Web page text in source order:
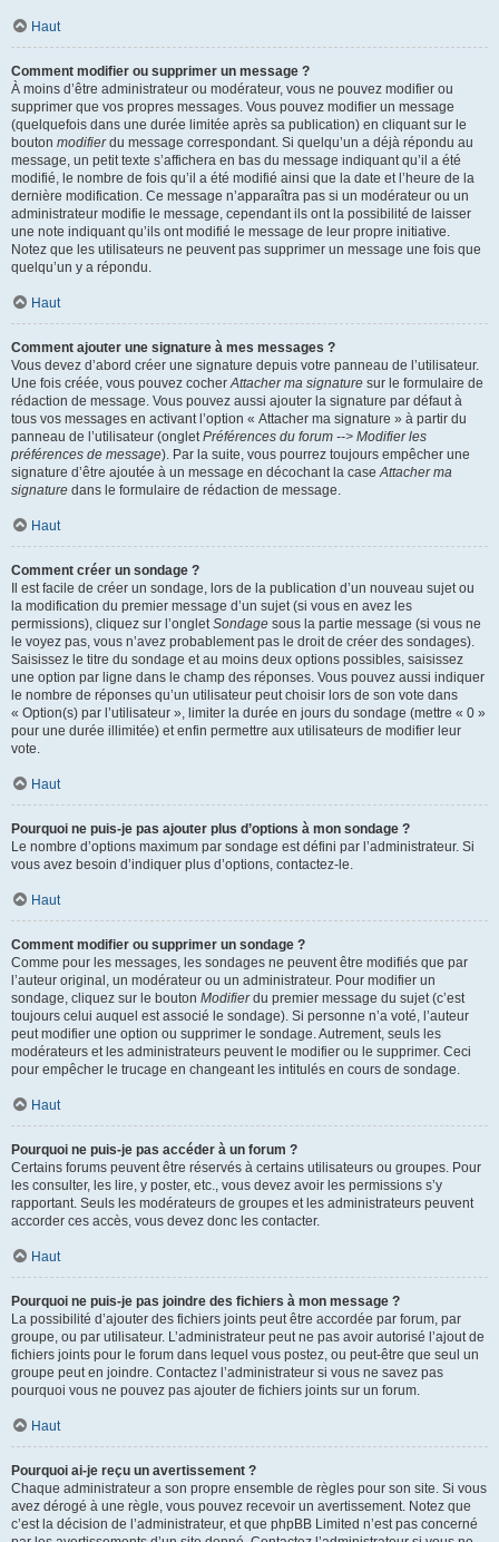
Haut
Comment modifier ou supprimer un message ?
À moins d’être administrateur ou modérateur, vous ne pouvez modifier ou
supprimer que vos propres messages. Vous pouvez modifier un message
(quelquefois dans une durée limitée après sa publication) en cliquant sur le
bouton modifierdu message correspondant. Si quelqu’un a déjà répondu au
message, un petit texte s’affichera en bas du message indiquant qu’il a été
modifié, le nombre de fois qu’il a été modifié ainsi que la date et l’heure de la
dernière modification. Ce message n’apparaîtra pas si un modérateur ou un
administrateur modifie le message, cependant ils ont la possibilité de laisser
une note indiquant qu’ils ont modifié le message de leur propre initiative.
Notez que les utilisateurs ne peuvent pas supprimer un message une fois que
quelqu’un y a répondu.
Haut
Comment ajouter une signature à mes messages ?
Vous devez d’abord créer une signature depuis votre panneau de l’utilisateur.
Une fois créée, vous pouvez cocherAttacher ma signature sur le formulaire de
rédaction de message. Vous pouvez aussi ajouter la signature par défaut à
tous vos messages en activant l’option « Attacher ma signature » à partir du
panneau de l’utilisateur (ongletPréférences du forum --> Modifier les
préférences de message). Par la suite, vous pourrez toujours empêcher une
signature d’être ajoutée à un message en décochant la caseAttacher ma
signature dans le formulaire de rédaction de message.
Haut
Comment créer un sondage ?
Il est facile de créer un sondage, lors de la publication d’un nouveau sujet ou
la modification du premier message d’un sujet (si vous en avez les
permissions), cliquez sur l’ongletSondage sous la partie message (si vous ne
le voyez pas, vous n’avez probablement pas le droit de créer des sondages).
Saisissez le titre du sondage et au moins deux options possibles, saisissez
une option par ligne dans le champ des réponses. Vous pouvez aussi indiquer
le nombre de réponses qu’un utilisateur peut choisir lors de son vote dans
« Option(s) par l’utilisateur », limiter la durée en jours du sondage (mettre « 0 »
pour une durée illimitée) et enfin permettre aux utilisateurs de modifier leur
vote.
Haut
Pourquoi ne puis-je pas ajouter plus d’options à mon sondage ?
Le nombre d’options maximum par sondage est défini par l’administrateur. Si
vous avez besoin d’indiquer plus d’options, contactez-le.
Haut
Comment modifier ou supprimer un sondage ?
Comme pour les messages, les sondages ne peuvent être modifiés que par
l’auteur original, un modérateur ou un administrateur. Pour modifier un
sondage, cliquez sur le bouton Modifierdu premier message du sujet (c’est
toujours celui auquel est associé le sondage). Si personne n’a voté, l’auteur
peut modifier une option ou supprimer le sondage. Autrement, seuls les
modérateurs et les administrateurs peuvent le modifier ou le supprimer. Ceci
pour empêcher le trucage en changeant les intitulés en cours de sondage.
Haut
Pourquoi ne puis-je pas accéder à un forum ?
Certains forums peuvent être réservés à certains utilisateurs ou groupes. Pour
les consulter, les lire, y poster, etc., vous devez avoir les permissions s’y
rapportant. Seuls les modérateurs de groupes et les administrateurs peuvent
accorder ces accès, vous devez donc les contacter.
Haut
Pourquoi ne puis-je pas joindre des fichiers à mon message ?
La possibilité d’ajouter des fichiers joints peut être accordée par forum, par
groupe, ou par utilisateur. L’administrateur peut ne pas avoir autorisé l’ajout de
fichiers joints pour le forum dans lequel vous postez, ou peut-être que seul un
groupe peut en joindre. Contactez l’administrateur si vous ne savez pas
pourquoi vous ne pouvez pas ajouter de fichiers joints sur un forum.
Haut
Pourquoi ai-je reçu un avertissement ?
Chaque administrateur a son propre ensemble de règles pour son site. Si vous
avez dérogé à une règle, vous pouvez recevoir un avertissement. Notez que
c’est la décision de l’administrateur, et que phpBB Limited n’est pas concerné